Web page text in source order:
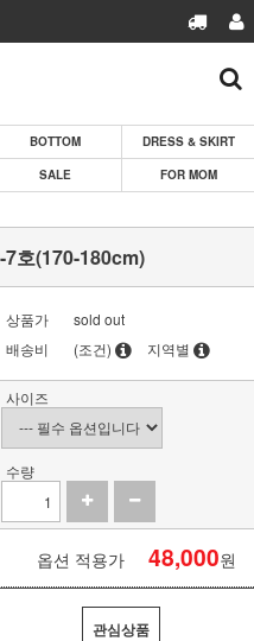
BOTTOM
DRESS & SKIRT
SALE FOR MOM
7호(170-180cm)
상품가
sold out
배송비
(조건) 지역별
사이즈
수량
옵션 적용가 48,000원
관심상품